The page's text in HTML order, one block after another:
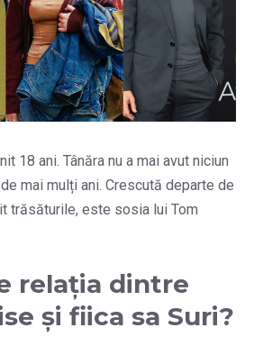
18 ani. Tânăra nu a mai avut niciun
mai mulți ani. Crescută departe de
trăsăturile, este sosia lui Tom
relația dintre
și fiica sa Suri?